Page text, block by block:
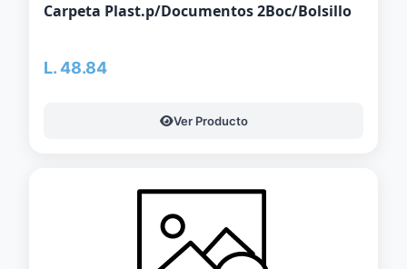
Carpeta Plast.p/Documentos 2Boc/Bolsillo
L. 48.84
Ver Producto